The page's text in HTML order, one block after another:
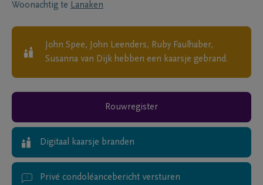
Woonachtig te Lanaken
John Spee, John Leenders, Ruby Faulhaber,
Susanna van Dijk hebben een kaarsje gebrand.
Rouwregister
Digitaal kaarsje branden
Privé condoléancebericht versturen